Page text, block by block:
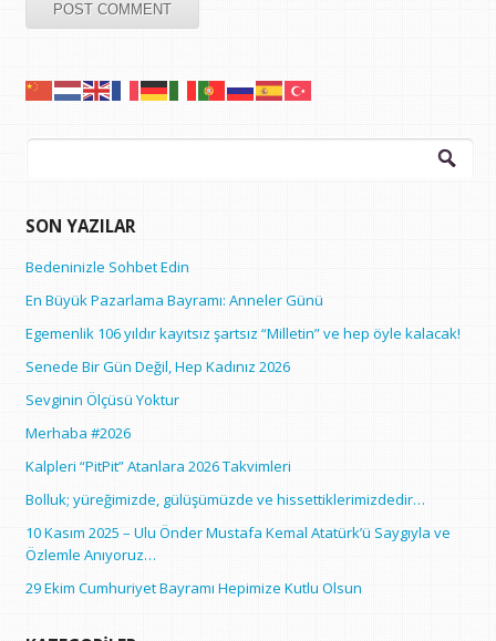
Arama:
SON YAZILAR
Bedeninizle Sohbet Edin
En Büyük Pazarlama Bayramı: Anneler Günü
Egemenlik 106 yıldır kayıtsız şartsız “Milletin” ve hep öyle kalacak!
Senede Bir Gün Değil, Hep Kadınız 2026
Sevginin Ölçüsü Yoktur
Merhaba #2026
Kalpleri “PitPit” Atanlara 2026 Takvimleri
Bolluk; yüreğimizde, gülüşümüzde ve hissettiklerimizdedir…
10 Kasım 2025 – Ulu Önder Mustafa Kemal Atatürk’ü Saygıyla ve
Özlemle Anıyoruz…
29 Ekim Cumhuriyet Bayramı Hepimize Kutlu Olsun